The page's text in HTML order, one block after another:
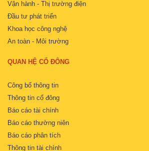
Vận hành - Thị trường điện
Đầu tư phát triển
Khoa học công nghệ
An toàn - Môi trường
QUAN HỆ CỔ ĐÔNG
Công bố thông tin
Thông tin cổ đông
Báo cáo tài chính
Báo cáo thường niên
Báo cáo phân tích
Thông tin tài chính